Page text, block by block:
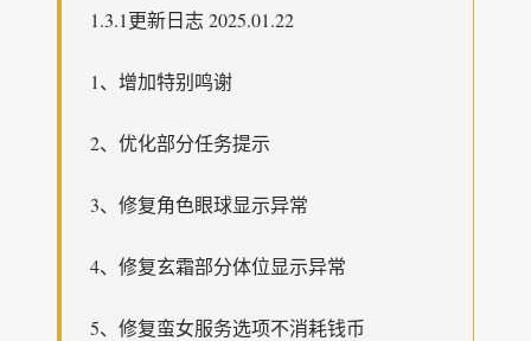
1.3.1更新日志 2025.01.22
1、增加特别鸣谢
2、优化部分任务提示
3、修复角色眼球显示异常
4、修复玄霜部分体位显示异常
5、修复蛮女服务选项不消耗钱币